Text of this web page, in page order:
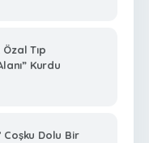
Tıp
Kurdu
Coşku Dolu Bir